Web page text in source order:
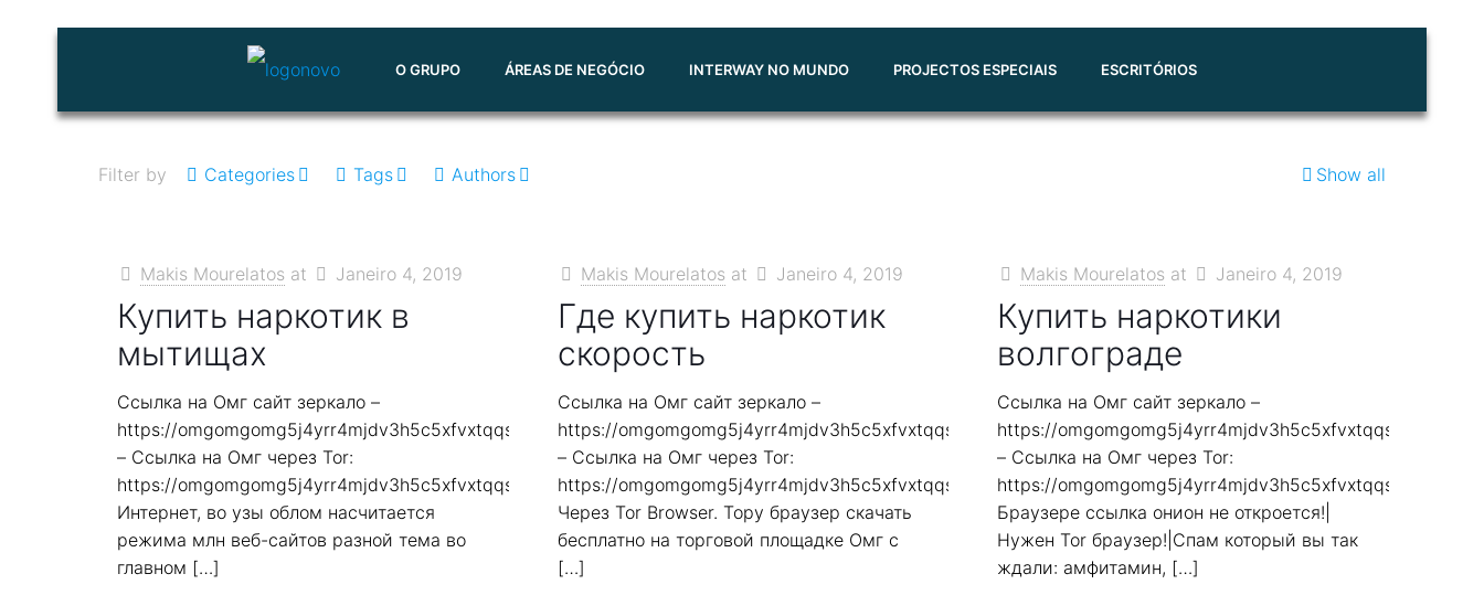
O GRUPO ÁREAS DE NEGÓCIO INTERWAY NO MUNDO PROJECTOS ESPECIAIS ESCRITÓRIOS
Filter by Categories Tags Authors Show all
Makis Mourelatos at Janeiro 4, 2019
Купить наркотик в
мытищах
Ссылка на Омг сайт зеркало –
https://omgomgomg5j4yrr4mjdv3h5c5xfvxtqqs2in7smi65mjps7wvkmqmtqd.biz
– Ссылка на Омг через Tor:
https://omgomgomg5j4yrr4mjdv3h5c5xfvxtqqs2in7smi65mjps7wvkmqmtqd.biz
Интернет, во узы облом насчитается
режима млн веб-сайтов разной тема во
главном […]
Makis Mourelatos at Janeiro 4, 2019
Где купить наркотик
скорость
Ссылка на Омг сайт зеркало –
https://omgomgomg5j4yrr4mjdv3h5c5xfvxtqqs2in7smi65mjps7wvkmqmtqd.biz
– Ссылка на Омг через Tor:
https://omgomgomg5j4yrr4mjdv3h5c5xfvxtqqs2in7smi65mjps7wvkmqmtqd.biz
Через Tor Browser. Тору браузер скачать
бесплатно на торговой площадке Омг с
[…]
Makis Mourelatos at Janeiro 4, 2019
Купить наркотики
волгограде
Ссылка на Омг сайт зеркало –
https://
– Ссылка на Омг через Tor:
https://
Браузере ссылка онион не откроется!|
Нужен Tor браузер!|Спам который вы так
ждали: амфитамин, […]